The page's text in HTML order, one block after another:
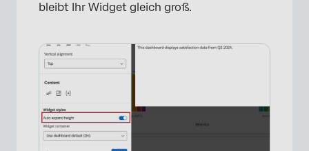
bleibt Ihr Widget gleich groß.